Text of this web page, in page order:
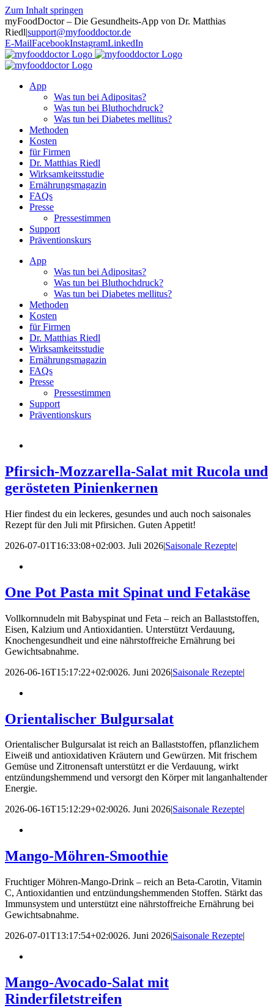
Zum Inhalt springen
myFoodDoctor – Die Gesundheits-App von Dr. Matthias
Riedl|support@myfooddoctor.de
E-MailFacebookInstagramLinkedIn
App
Was tun bei Adipositas?
Was tun bei Bluthochdruck?
Was tun bei Diabetes mellitus?
Methoden
Kosten
für Firmen
Dr. Matthias Riedl
Wirksamkeitsstudie
Ernährungsmagazin
FAQs
Presse
Pressestimmen
Support
Präventionskurs
App
Was tun bei Adipositas?
Was tun bei Bluthochdruck?
Was tun bei Diabetes mellitus?
Methoden
Kosten
für Firmen
Dr. Matthias Riedl
Wirksamkeitsstudie
Ernährungsmagazin
FAQs
Presse
Pressestimmen
Support
Präventionskurs
Pfirsich-Mozzarella-Salat mit Rucola und
gerösteten Pinienkernen
Hier findest du ein leckeres, gesundes und auch noch saisonales
Rezept für den Juli mit Pfirsichen. Guten Appetit!
2026-07-01T16:33:08+02:003. Juli 2026|Saisonale Rezepte|
One Pot Pasta mit Spinat und Fetakäse
Vollkornnudeln mit Babyspinat und Feta – reich an Ballaststoffen,
Eisen, Kalzium und Antioxidantien. Unterstützt Verdauung,
Knochengesundheit und eine nährstoffreiche Ernährung bei
Gewichtsabnahme.
2026-06-16T15:17:22+02:0026. Juni 2026|Saisonale Rezepte|
Orientalischer Bulgursalat
Orientalischer Bulgursalat ist reich an Ballaststoffen, pflanzlichem
Eiweiß und antioxidativen Kräutern und Gewürzen. Mit frischem
Gemüse und Zitronensaft unterstützt er die Verdauung, wirkt
entzündungshemmend und versorgt den Körper mit langanhaltender
Energie.
2026-06-16T15:12:29+02:0026. Juni 2026|Saisonale Rezepte|
Mango-Möhren-Smoothie
Fruchtiger Möhren-Mango-Drink – reich an Beta-Carotin, Vitamin
C, Antioxidantien und entzündungshemmenden Stoffen. Stärkt das
Immunsystem und unterstützt eine nährstoffreiche Ernährung bei
Gewichtsabnahme.
2026-07-01T13:17:54+02:0026. Juni 2026|Saisonale Rezepte|
Mango-Avocado-Salat mit
Rinderfiletstreifen